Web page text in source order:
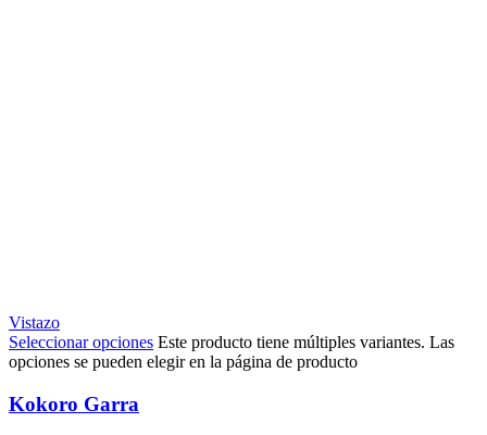
Vistazo
Seleccionar opciones Este producto tiene múltiples variantes. Las
opciones se pueden elegir en la página de producto
Kokoro Garra